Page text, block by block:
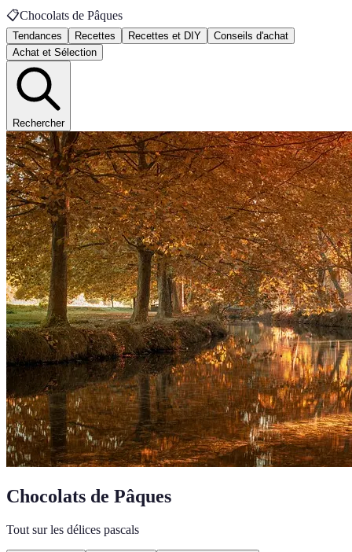
📋Chocolats de Pâques
Tendances Recettes Recettes et DIY
Conseils d'achat
Achat et Sélection
Rechercher
Chocolats de Pâques
Tout sur les délices pascals